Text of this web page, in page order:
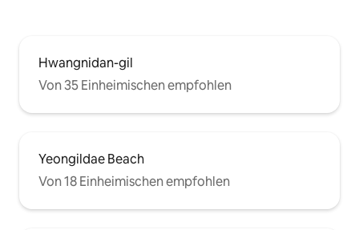
Hwangnidan-gil
Von 35 Einheimischen empfohlen
Yeongildae Beach
Von 18 Einheimischen empfohlen